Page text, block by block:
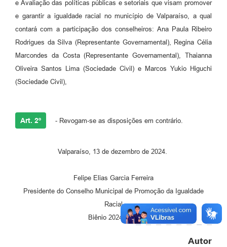
Serviços Online
Telefones Úteis
Jornal
Agenda
Notícias
e Avaliação das políticas públicas e setoriais que visam promover
e garantir a igualdade racial no município de Valparaíso, a qual
contará com a participação dos conselheiros: Ana Paula Ribeiro
Rodrigues da Silva (Representante Governamental), Regina Célia
Marcondes da Costa (Representante Governamental), Thaianna
Oliveira Santos Lima (Sociedade Civil) e Marcos Yukio Higuchi
(Sociedade Civil),
Art. 2º - Revogam-se as disposições em contrário.
Valparaíso, 13 de dezembro de 2024.
Felipe Elias Garcia Ferreira
Presidente do Conselho Municipal de Promoção da Igualdade
Racial
Biênio 2024/2026
Autor